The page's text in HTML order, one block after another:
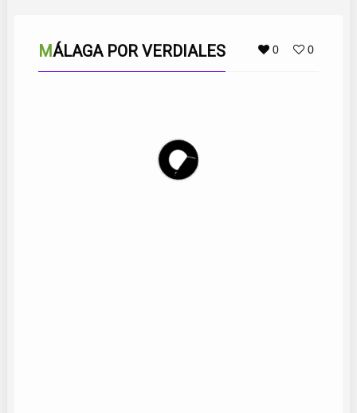
0 0
MÁLAGA POR VERDIALES